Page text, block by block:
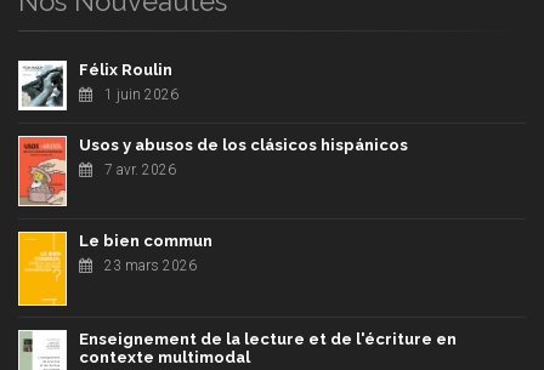
Félix Roulin
1 juin 2026
Usos y abusos de los clásicos hispánicos
7 avr. 2026
Le bien commun
23 mars 2026
Enseignement de la lecture et de l'écriture en
contexte multimodal